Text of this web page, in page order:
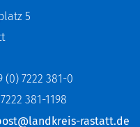
5
(0) 7222 381-0
381-1198
rastatt.de